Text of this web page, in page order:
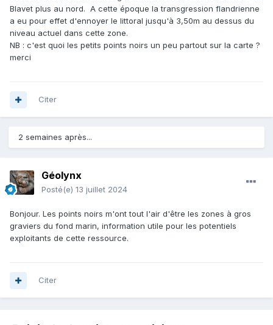
Blavet plus au nord. A cette époque la transgression flandrienne
a eu pour effet d'ennoyer le littoral jusqu'à 3,50m au dessus du
niveau actuel dans cette zone.
NB : c'est quoi les petits points noirs un peu partout sur la carte ?
merci
Citer
2 semaines après...
Géolynx
Posté(e) 13 juillet 2024
Bonjour. Les points noirs m'ont tout l'air d'être les zones à gros
graviers du fond marin, information utile pour les potentiels
exploitants de cette ressource.
Citer